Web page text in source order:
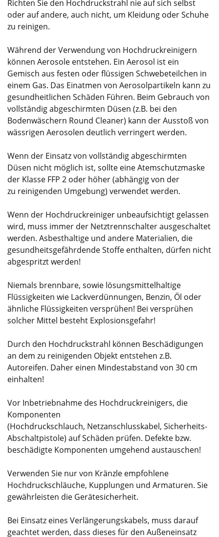
Richten Sie den Hochdruckstrahl nie auf sich selbst
oder auf andere, auch nicht, um Kleidung oder Schuhe
zu reinigen.
Während der Verwendung von Hochdruckreinigern
können Aerosole entstehen. Ein Aerosol ist ein
Gemisch aus festen oder flüssigen Schwebeteilchen in
einem Gas. Das Einatmen von Aerosolpartikeln kann zu
gesundheitlichen Schäden Führen. Beim Gebrauch von
vollständig abgeschirmten Düsen (z.B. bei den
Bodenwäschern Round Cleaner) kann der Ausstoß von
wässrigen Aerosolen deutlich verringert werden.
Wenn der Einsatz von vollständig abgeschirmten
Düsen nicht möglich ist, sollte eine Atemschutzmaske
der Klasse FFP 2 oder höher (abhängig von der
zu reinigenden Umgebung) verwendet werden.
Wenn der Hochdruckreiniger unbeaufsichtigt gelassen
wird, muss immer der Netztrennschalter ausgeschaltet
werden. Asbesthaltige und andere Materialien, die
gesundheitsgefährdende Stoffe enthalten, dürfen nicht
abgespritzt werden!
Niemals brennbare, sowie lösungsmittelhaltige
Flüssigkeiten wie Lackverdünnungen, Benzin, Öl oder
ähnliche Flüssigkeiten versprühen! Bei versprühen
solcher Mittel besteht Explosionsgefahr!
Durch den Hochdruckstrahl können Beschädigungen
an dem zu reinigenden Objekt entstehen z.B.
Autoreifen. Daher einen Mindestabstand von 30 cm
einhalten!
Vor Inbetriebnahme des Hochdruckreinigers, die
Komponenten
(Hochdruckschlauch, Netzanschlusskabel, Sicherheits-
Abschaltpistole) auf Schäden prüfen. Defekte bzw.
beschädigte Komponenten umgehend austauschen!
Verwenden Sie nur von Kränzle empfohlene
Hochdruckschläuche, Kupplungen und Armaturen. Sie
gewährleisten die Gerätesicherheit.
Bei Einsatz eines Verlängerungskabels, muss darauf
geachtet werden, dass dieses für den Außeneinsatz